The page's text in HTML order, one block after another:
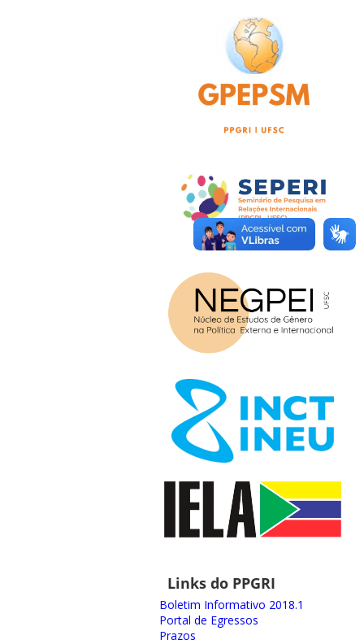
Links do PPGRI
Boletim Informativo 2018.1
Portal de Egressos
Prazos